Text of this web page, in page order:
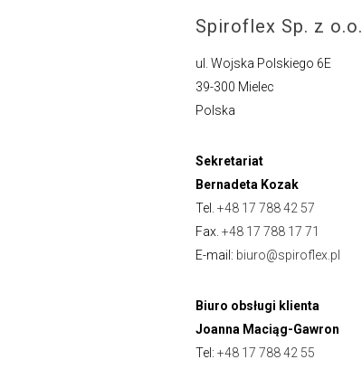
Spiroflex Sp. z o.o.
ul. Wojska Polskiego 6E
39-300 Mielec
Polska
Sekretariat
Bernadeta Kozak
Tel.+48 17 788 42 57
Fax.+48 17 788 17 71
E-mail: biuro@spiroflex.pl
Biuro obsługi klienta
Joanna Maciąg-Gawron
Tel:+48 17 788 42 55